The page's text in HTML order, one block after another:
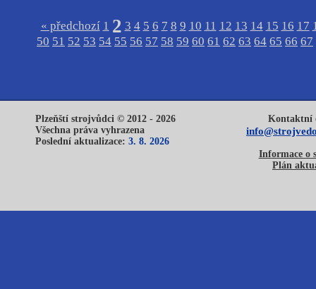
« předchozí 1 2 3 4 5 6 7 8 9 10 11 12 13 14 15 16 17
50 51 52 53 54 55 56 57 58 59 60 61 62 63 64 65 66 67
Plzeňští strojvůdci © 2012 - 2026
Všechna práva vyhrazena
Poslední aktualizace: 3. 8. 2026
Kontaktní
Informace o
Plán